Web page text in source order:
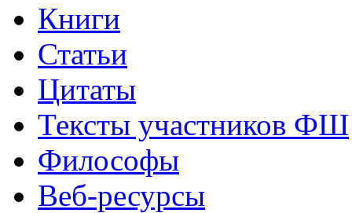
Книги
Статьи
Цитаты
Тексты участников ФШ
Философы
Веб-ресурсы